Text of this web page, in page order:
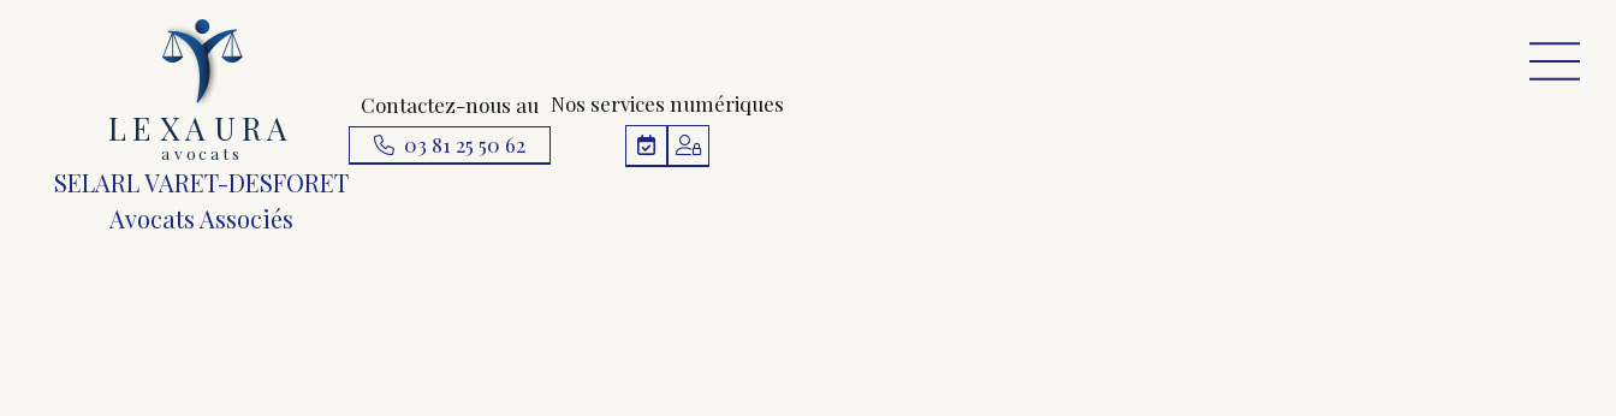
LE XA URA
a v ocats
SELARL VARET-DESFORET
Avocats Associés
Contactez-nous au
03 81 25 50 62
Nos services numériques